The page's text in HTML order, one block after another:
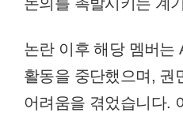
논란 이후 해당 멤버는
활동을 중단했으며, 권
어려움을 겪었습니다.